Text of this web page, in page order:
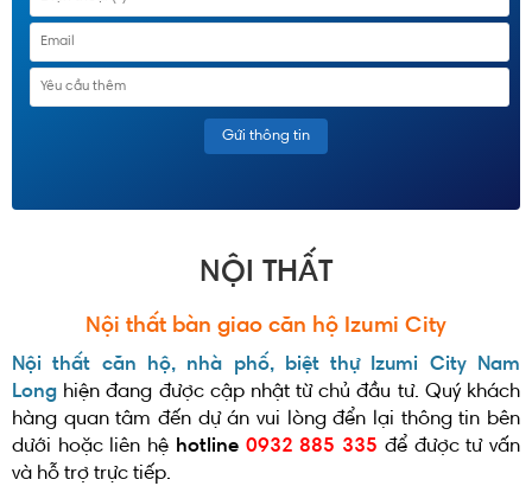
NỘI THẤT
Nội thất bàn giao căn hộ Izumi City
Nội thất căn hộ, nhà phố, biệt thự Izumi City Nam
Long hiện đang được cập nhật từ chủ đầu tư. Quý khách
hàng quan tâm đến dự án vui lòng đển lại thông tin bên
dưới hoặc liên hệ hotline0932 885 335 để được tư vấn
và hỗ trợ trực tiếp.